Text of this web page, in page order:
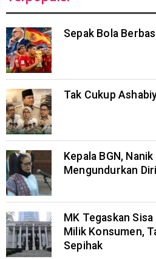
Sepak Bola
Tak Cukup
Kepala BGN,
Mengundurkan Diri
MK Tegaskan
Milik Konsumen,
Sepihak